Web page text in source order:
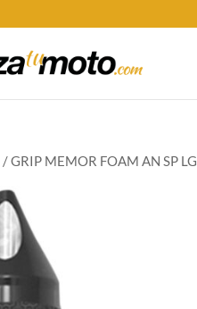
/ GRIP MEMOR FOAM AN SP LG